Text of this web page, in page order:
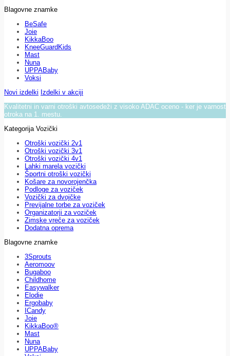
Blagovne znamke
BeSafe
Joie
KikkaBoo
KneeGuardKids
Mast
Nuna
UPPABaby
Voksi
Novi izdelki Izdelki v akciji
Kvalitetni in varni otroški avtosedeži z visoko ADAC oceno - ker je varnost
otroka na 1. mestu.
Kategorija Vozički
Otroški vozički 2v1
Otroški vozički 3v1
Otroški vozički 4v1
Lahki marela vozički
Športni otroški vozički
Košare za novorojenčka
Podloge za voziček
Vozički za dvojčke
Previjalne torbe za voziček
Organizatorji za voziček
Zimske vreče za voziček
Dodatna oprema
Blagovne znamke
3Sprouts
Aeromoov
Bugaboo
Childhome
Easywalker
Elodie
Ergobaby
ICandy
Joie
KikkaBoo®
Mast
Nuna
UPPABaby